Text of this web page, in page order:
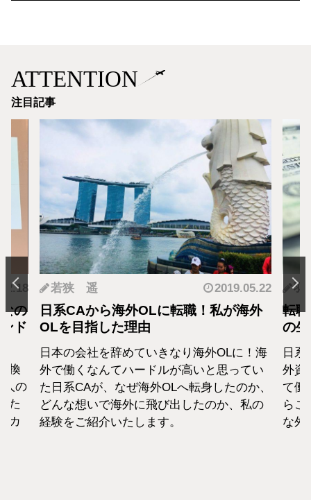
ATTENTION
注目記事
の
ド
換
人の
た
カ
若狭 遥 2019.05.22
日系CAから海外OLに転職！私が海外
OLを目指した理由
日本の会社を辞めていきなり海外OLに！海
外で働くなんてハードルが高いと思ってい
た日系CAが、なぜ海外OLへ転身したのか、
どんな想いで海外に飛び出したのか、私の
経験をご紹介いたします。
羽
転
の
日
外資
て働
らこ
な外